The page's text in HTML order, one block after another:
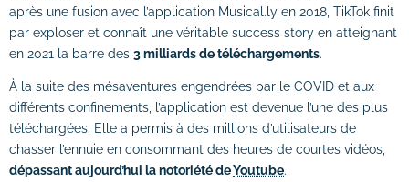
# Graphisme print
# Identité visuelle
# Webdesign
Suivi des performances
après une fusion avec l’application Musical.ly en 2018, TikTok finit
par exploser et connaît une véritable success story en atteignant
en 2021 la barre des 3 milliards de téléchargements.
À la suite des mésaventures engendrées par le COVID et aux
différents confinements, l’application est devenue l’une des plus
téléchargées. Elle a permis à des millions d’utilisateurs de
chasser l’ennuie en consommant des heures de courtes vidéos,
dépassant aujourd’hui la notoriété deYoutube.